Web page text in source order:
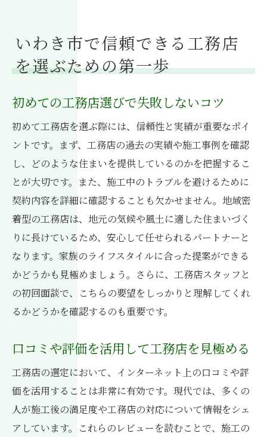
工務店との初めての打ち合わせで確認すべ
きこと
信頼できる工務店を選ぶための調査方法
地域密着型工務店のメリットとは
いわき市の特性に合った家づくり
地域密着型工務店の迅速な対応力
地元の工務店が提供するアフターサービス
地域の気候に合わせた家づくりの重要性
地域社会とのつながりから生まれる信頼
工務店の提案力が住まいづくりに与える影響
工務店の提案力で変わる住まいの快適さ
多様なニーズに応える提案力とは
工務店の提案力を引き出すヒアリング方法
能性
提案力を持つ工務店を選ぶポイント
理想の住まいを叶えるための工務店選びの要点
理想の住まいを実現するために必要な要素
いわき市で信頼できる工務店
を選ぶための第一歩
初めての工務店選びで失敗しないコツ
初めて工務店を選ぶ際には、信頼性と実績が重要なポイ
ントです。まず、工務店の過去の実績や施工事例を確認
し、どのような住まいを提供しているのかを把握するこ
とが大切です。また、施工中のトラブルを避けるために
契約内容を詳細に確認することも欠かせません。地域密
着型の工務店は、地元の気候や風土に適した住まいづく
りに長けているため、安心して任せられるパートナーと
なります。家族のライフスタイルに合った提案ができる
かどうかも見極めましょう。さらに、工務店スタッフと
の初回面談で、こちらの要望をしっかりと理解してくれ
るかどうかを確認するのも重要です。
口コミや評価を活用して工務店を見極める
工務店の選定において、インターネット上の口コミや評
価を活用することは非常に有効です。現代では、多くの
人が施工後の満足度や工務店の対応について情報をシェ
アしています。これらのレビューを読むことで、施工の